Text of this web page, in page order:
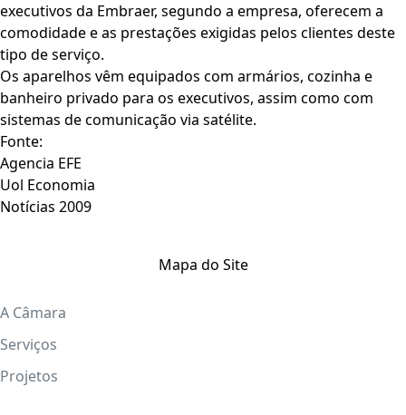
executivos da Embraer, segundo a empresa, oferecem a
comodidade e as prestações exigidas pelos clientes deste
tipo de serviço.
Os aparelhos vêm equipados com armários, cozinha e
banheiro privado para os executivos, assim como com
sistemas de comunicação via satélite.
Fonte:
Agencia EFE
Uol Economia
Notícias 2009
Mapa do Site
A Câmara
Serviços
Projetos